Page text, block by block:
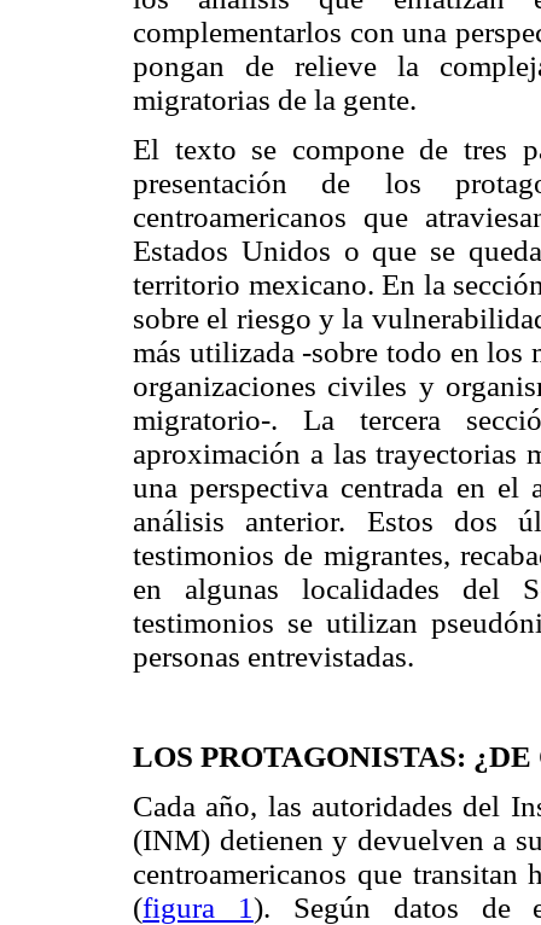
complementarlos con una
pongan de relieve la
migratorias de la gente.
El texto se compone de tres
presentación de los
centroamericanos que
Estados Unidos o que se
territorio mexicano. En la
sobre el riesgo y la
más utilizada -sobre todo en los
organizaciones civiles y
migratorio-. La tercera
aproximación a las trayectorias
una perspectiva centrada en el
análisis anterior. Estos dos
testimonios de migrantes,
en algunas localidades del
testimonios se utilizan
personas entrevistadas.
LOS PROTAGONISTAS:
Cada año, las autoridades del
(INM) detienen y devuelven a
centroamericanos que transitan
(figura 1). Según datos de